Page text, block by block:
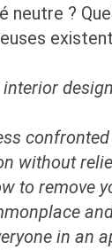
neutre ?
without
to remove
in an